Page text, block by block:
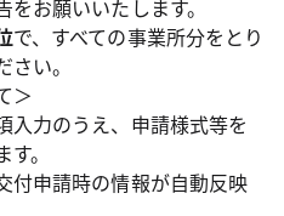
お願いいたします。
で、すべての事業所分をとり
い。
＞
入力のうえ、申請様式等を
。
付申請時の情報が自動反映